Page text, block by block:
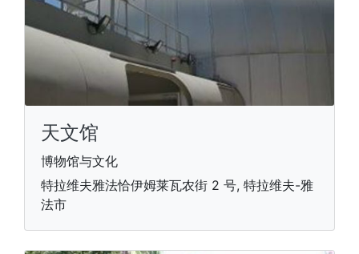
天文馆
博物馆与文化
特拉维夫雅法恰伊姆莱瓦农街 2 号, 特拉维夫-雅
法市